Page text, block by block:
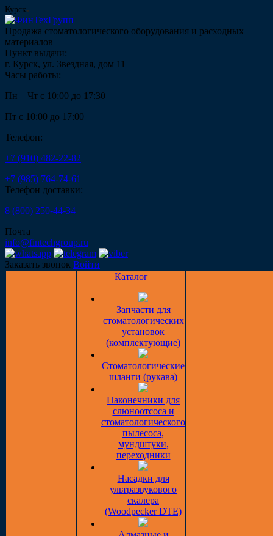
Курск
Продажа стоматологического оборудования и расходных
материалов
Пункт выдачи:
г. Курск, ул. Звездная, дом 11
Часы работы:
Пн – Чт с 10:00 до 17:30
Пт с 10:00 до 17:00
Телефон:
+7 (910) 482-22-82
+7 (985) 764-74-61
Телефон доставки:
8 (800) 250-44-34
Почта
info@fintechgroup.ru
Заказать звонок Войти
Каталог
Запчасти для
стоматологических
установок
(комплектующие)
Стоматологические
шланги (рукава)
Наконечники для
слюноотсоса и
стоматологического
пылесоса,
мундштуки,
переходники
Насадки для
ультразвукового
скалера
(Woodpecker DTE)